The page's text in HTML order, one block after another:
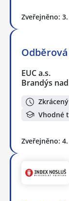
Zveřejněno:
EUC a.s.
Brandýs
Vhodné
Zveřejněno: